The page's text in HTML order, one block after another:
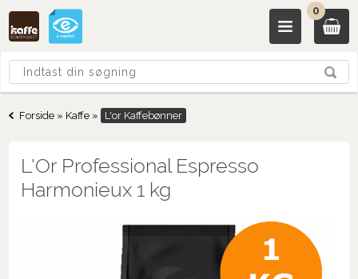
0
Forside » Kaffe » L'or Kaffebønner
L'Or Professional Espresso
Harmonieux 1 kg